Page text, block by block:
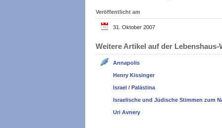
Veröffentlicht am
31. Oktober 2007
Weitere Artikel auf der
Annapolis
Henry Kissinger
Israel / Palästina
Israelische und Jüdische Stimmen zum
Uri Avnery